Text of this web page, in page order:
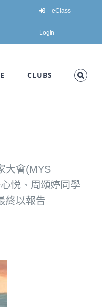
eClass
Login
CLUBS
大會(MYS
悦、周頌婷同學
終以報告